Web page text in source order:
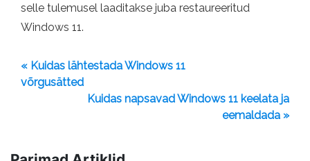
selle tulemusel laaditakse juba restaureeritud
Windows 11.
« Kuidas lähtestada Windows 11
võrgusätted
Kuidas napsavad Windows 11 keelata ja
eemaldada »